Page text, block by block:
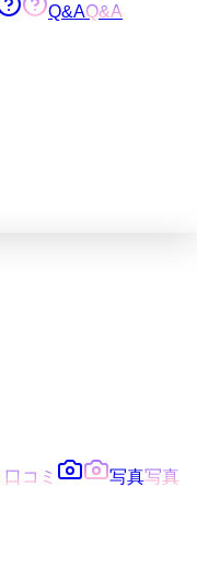
Q&AQ&A
口コミ 写真写真